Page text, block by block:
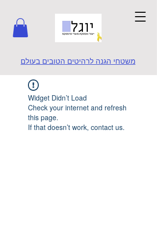
משטחי הגנה לרהיטים הטובים בעולם
Widget Didn’t Load
Check your internet and refresh
this page.
If that doesn’t work, contact us.